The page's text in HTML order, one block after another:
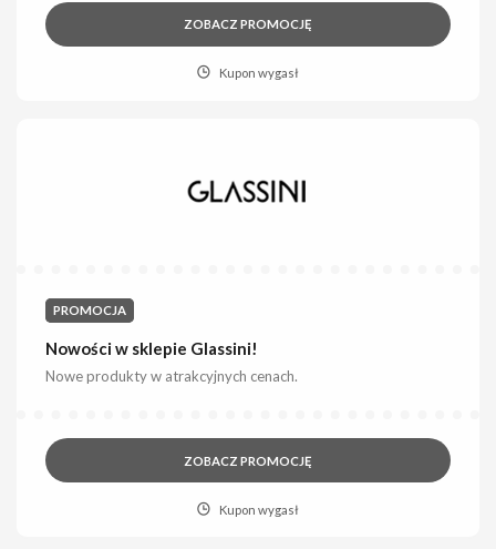
ZOBACZ PROMOCJĘ
Kupon wygasł
PROMOCJA
Nowości w sklepie Glassini!
Nowe produkty w atrakcyjnych cenach.
ZOBACZ PROMOCJĘ
Kupon wygasł